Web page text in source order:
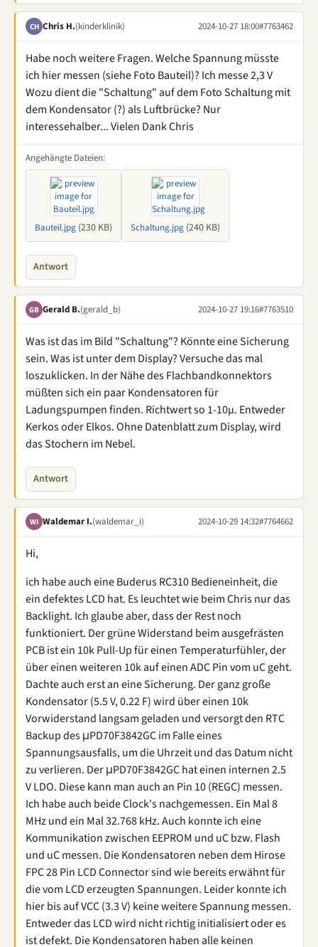
CH Chris H.(kinderklinik) 2024-10-27 18:00#7763462
Habe noch weitere Fragen. Welche Spannung müsste
ich hier messen (siehe Foto Bauteil)? Ich messe 2,3 V
Wozu dient die "Schaltung" auf dem Foto Schaltung mit
dem Kondensator (?) als Luftbrücke? Nur
interessehalber... Vielen Dank Chris
Angehängte Dateien:
Bauteil.jpg (230 KB) Schaltung.jpg (240 KB)
Antwort
GB Gerald B.(gerald_b) 2024-10-27 19:16#7763510
Was ist das im Bild "Schaltung"? Könnte eine Sicherung
sein. Was ist unter dem Display? Versuche das mal
loszuklicken. In der Nähe des Flachbandkonnektors
müßten sich ein paar Kondensatoren für
Ladungspumpen finden. Richtwert so 1-10µ. Entweder
Kerkos oder Elkos. Ohne Datenblatt zum Display, wird
das Stochern im Nebel.
Antwort
WI Waldemar I.(waldemar_i) 2024-10-29 14:32#7764662
Hi,
ich habe auch eine Buderus RC310 Bedieneinheit, die
ein defektes LCD hat. Es leuchtet wie beim Chris nur das
Backlight. Ich glaube aber, dass der Rest noch
funktioniert. Der grüne Widerstand beim ausgefrästen
PCB ist ein 10k Pull-Up für einen Temperaturfühler, der
über einen weiteren 10k auf einen ADC Pin vom uC geht.
Dachte auch erst an eine Sicherung. Der ganz große
Kondensator (5.5 V, 0.22 F) wird über einen 10k
Vorwiderstand langsam geladen und versorgt den RTC
Backup des μPD70F3842GC im Falle eines
Spannungsausfalls, um die Uhrzeit und das Datum nicht
zu verlieren. Der μPD70F3842GC hat einen internen 2.5
V LDO. Diese kann man auch an Pin 10 (REGC) messen.
Ich habe auch beide Clock's nachgemessen. Ein Mal 8
MHz und ein Mal 32.768 kHz. Auch konnte ich eine
Kommunikation zwischen EEPROM und uC bzw. Flash
und uC messen. Die Kondensatoren neben dem Hirose
FPC 28 Pin LCD Connector sind wie bereits erwähnt für
die vom LCD erzeugten Spannungen. Leider konnte ich
hier bis auf VCC (3.3 V) keine weitere Spannung messen.
Entweder das LCD wird nicht richtig initialisiert oder es
ist defekt. Die Kondensatoren haben alle keinen